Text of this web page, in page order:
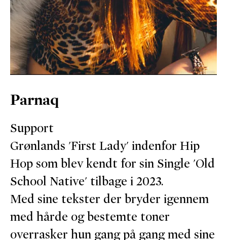
Parnaq
Support
Grønlands 'First Lady' indenfor Hip
Hop som blev kendt for sin Single 'Old
School Native' tilbage i 2023.
Med sine tekster der bryder igennem
med hårde og bestemte toner
overrasker hun gang på gang med sine